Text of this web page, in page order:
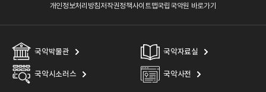
개인정보처리방침저작권정책사이트맵국립국악원 바로가기
국악박물관 국악자료실
국악시소러스 국악사전